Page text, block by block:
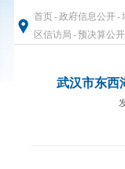
首页-政府信息公开-
区信访局 -预决算公开
武汉市东西